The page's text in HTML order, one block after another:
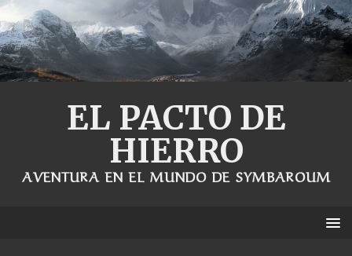
EL PACTO DE
HIERRO
AVENTURA EN EL MUNDO DE SYMBAROUM